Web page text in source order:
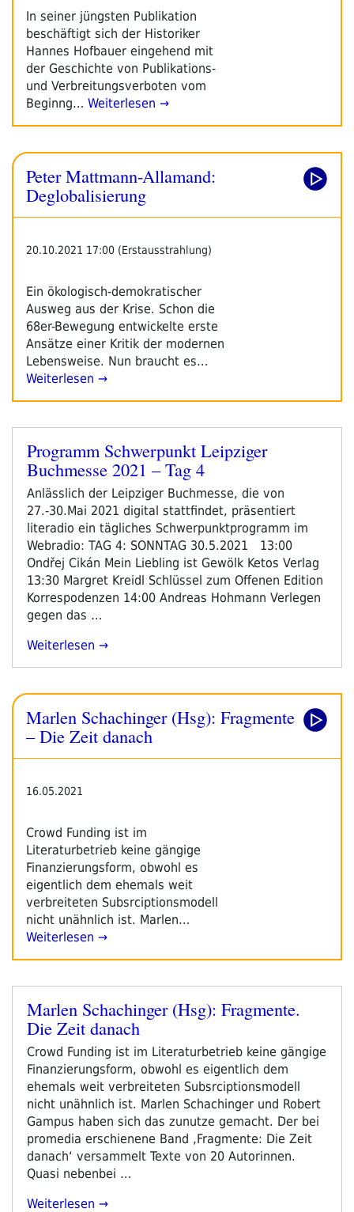
In seiner jüngsten Publikation
beschäftigt sich der Historiker
Hannes Hofbauer eingehend mit
der Geschichte von Publikations-
und Verbreitungsverboten vom
Beginng… Weiterlesen →
Peter Mattmann-Allamand:
Deglobalisierung
20.10.2021 17:00 (Erstausstrahlung)
Ein ökologisch-demokratischer
Ausweg aus der Krise. Schon die
68er-Bewegung entwickelte erste
Ansätze einer Kritik der modernen
Lebensweise. Nun braucht es…
Weiterlesen →
Veröffentlicht
am
Programm Schwerpunkt Leipziger
Buchmesse 2021 – Tag 4
Anlässlich der Leipziger Buchmesse, die von
27.-30.Mai 2021 digital stattfindet, präsentiert
literadio ein tägliches Schwerpunktprogramm im
Webradio: TAG 4: SONNTAG 30.5.2021 13:00
Ondřej Cikán Mein Liebling ist Gewölk Ketos Verlag
13:30 Margret Kreidl Schlüssel zum Offenen Edition
Korrespodenzen 14:00 Andreas Hohmann Verlegen
gegen das …
„Programm
Buchmesse
2021
Weiterlesen
Marlen Schachinger (Hsg): Fragmente
– Die Zeit danach
16.05.2021
Crowd Funding ist im
Literaturbetrieb keine gängige
Finanzierungsform, obwohl es
eigentlich dem ehemals weit
verbreiteten Subsrciptionsmodell
nicht unähnlich ist. Marlen…
Weiterlesen →
Veröffentlicht
am
Marlen Schachinger (Hsg): Fragmente.
Die Zeit danach
Crowd Funding ist im Literaturbetrieb keine gängige
Finanzierungsform, obwohl es eigentlich dem
ehemals weit verbreiteten Subsrciptionsmodell
nicht unähnlich ist. Marlen Schachinger und Robert
Gampus haben sich das zunutze gemacht. Der bei
promedia erschienene Band ‚Fragmente: Die Zeit
danach‘ versammelt Texte von 20 Autorinnen.
Quasi nebenbei …
„Marlen
Weiterlesen